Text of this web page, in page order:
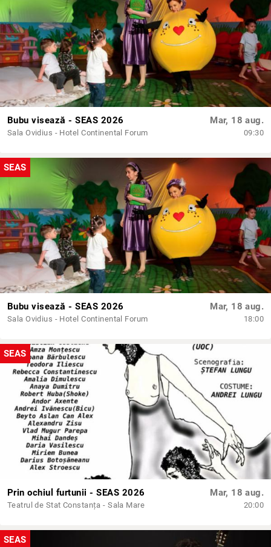
Bubu visează - SEAS 2026
Sala Ovidius - Hotel Continental Forum
Mar, 18 aug.
09:30
SEAS
Bubu visează - SEAS 2026
Sala Ovidius - Hotel Continental Forum
Mar, 18 aug.
18:00
SEAS
Prin ochiul furtunii - SEAS 2026
Teatrul de Stat Constanța - Sala Mare
Mar, 18 aug.
20:00
SEAS